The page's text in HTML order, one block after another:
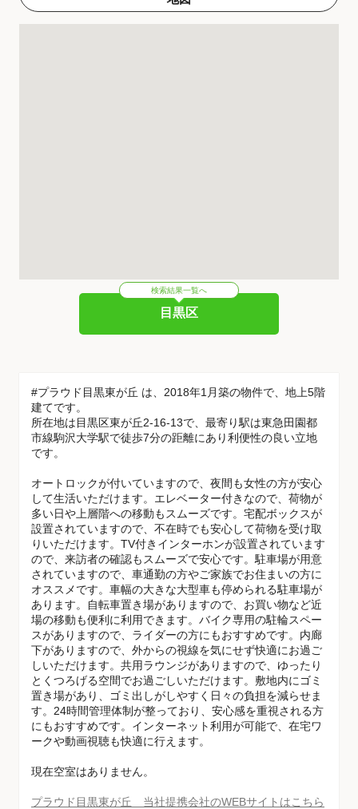
検索結果一覧へ
目黒区
#プラウド目黒東が丘 は、2018年1月築の物件で、地上5階
建てです。
所在地は目黒区東が丘2-16-13で、最寄り駅は東急田園都
市線駒沢大学駅で徒歩7分の距離にあり利便性の良い立地
です。
オートロックが付いていますので、夜間も女性の方が安心
して生活いただけます。エレベーター付きなので、荷物が
多い日や上層階への移動もスムーズです。宅配ボックスが
設置されていますので、不在時でも安心して荷物を受け取
りいただけます。TV付きインターホンが設置されています
ので、来訪者の確認もスムーズで安心です。駐車場が用意
されていますので、車通勤の方やご家族でお住まいの方に
オススメです。車幅の大きな大型車も停められる駐車場が
あります。自転車置き場がありますので、お買い物など近
場の移動も便利に利用できます。バイク専用の駐輪スペー
スがありますので、ライダーの方にもおすすめです。内廊
下がありますので、外からの視線を気にせず快適にお過ご
しいただけます。共用ラウンジがありますので、ゆったり
とくつろげる空間でお過ごしいただけます。敷地内にゴミ
置き場があり、ゴミ出しがしやすく日々の負担を減らせま
す。24時間管理体制が整っており、安心感を重視される方
にもおすすめです。インターネット利用が可能で、在宅ワ
ークや動画視聴も快適に行えます。
現在空室はありません。
プラウド目黒東が丘 当社提携会社のWEBサイトはこちら